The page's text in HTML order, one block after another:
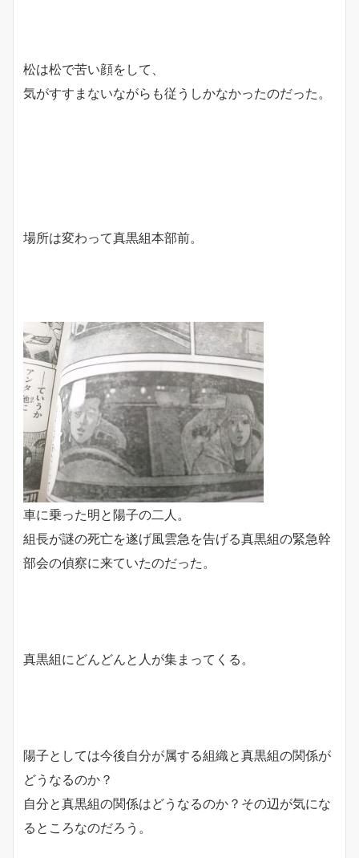
松は松で苦い顔をして、
気がすすまないながらも従うしかなかったのだった。
場所は変わって真黒組本部前。
車に乗った明と陽子の二人。
組長が謎の死亡を遂げ風雲急を告げる真黒組の緊急幹
部会の偵察に来ていたのだった。
真黒組にどんどんと人が集まってくる。
陽子としては今後自分が属する組織と真黒組の関係が
どうなるのか？
自分と真黒組の関係はどうなるのか？その辺が気にな
るところなのだろう。